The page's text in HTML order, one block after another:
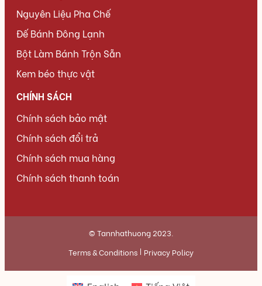
Nguyên Liệu Pha Chế
Đế Bánh Đông Lạnh
Bột Làm Bánh Trộn Sẵn
Kem béo thực vật
CHÍNH SÁCH
Chính sách bảo mật
Chính sách đổi trả
Chính sách mua hàng
Chính sách thanh toán
© Tannhathuong 2023.
Terms & Conditions
Privacy Policy